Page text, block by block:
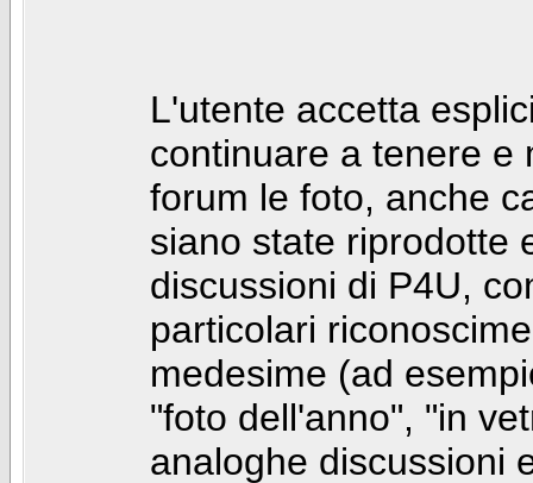
L'utente accetta
continuare a tenere e
forum le foto, anche
siano state riprodotte
discussioni di P4U,
particolari
medesime (ad
"foto dell'anno", "in
analoghe discussioni